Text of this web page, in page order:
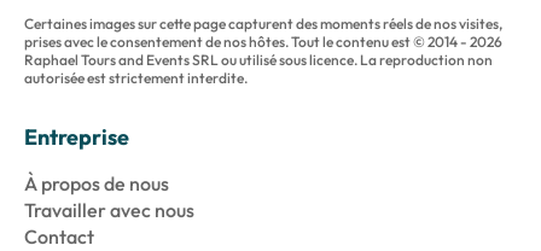
Certaines images sur cette page capturent des moments réels de nos visites,
prises avec le consentement de nos hôtes. Tout le contenu est © 2014 - 2026
Raphael Tours and Events SRL ou utilisé sous licence. La reproduction non
autorisée est strictement interdite.
Entreprise
À propos de nous
Travailler avec nous
Contact